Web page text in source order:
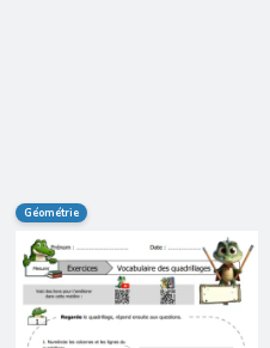
Géométrie